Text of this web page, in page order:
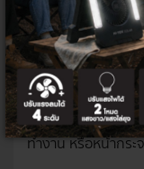
แสงโทนเย็นอมฟ้า ใ
แบบองค์รวม เหมาะ
• Daylight
มีอุณหภู
ขาวที่มีความสว่างม
ให้ความรู้สึกสบายต
ทำงาน หรือหน้ากระ